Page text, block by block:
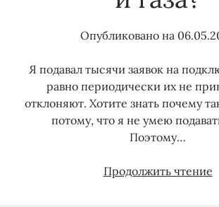
Опубликовано на
Я подавал тысячи заявок на
равно периодически их не
отклоняют. Хотите знать почему
потому, что я не умею
Поэтому…
Продолжить чтение